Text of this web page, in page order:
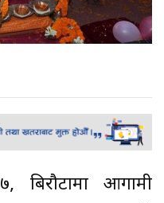
बिरौटामा आगामी